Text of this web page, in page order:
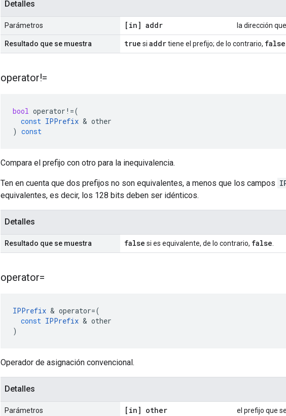
Detalles
Parámetros [in] addr la dirección
Resultado que se muestra true si addrtiene el prefijo; de lo contrario, false
operator!=
bool operator !=(
const IPPrefix & other
) const
Compara el prefijo con otro para la inequivalencia.
Ten en cuenta que dos prefijos no son equivalentes, a menos que los campos
equivalentes, es decir, los 128 bits deben ser idénticos.
Detalles
Resultado que se muestra false si es equivalente, de lo contrario, false
operator=
IPPrefix & operator=(
const IPPrefix & other
)
Operador de asignación convencional.
Detalles
Parámetros [in] other el prefijo que